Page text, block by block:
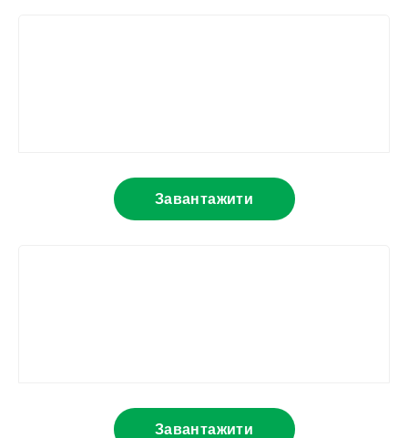
Завантажити
Завантажити